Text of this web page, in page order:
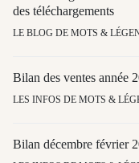
des téléchargements
LE BLOG DE MOTS &
Bilan des ventes année
LES INFOS DE MOTS &
Bilan décembre février